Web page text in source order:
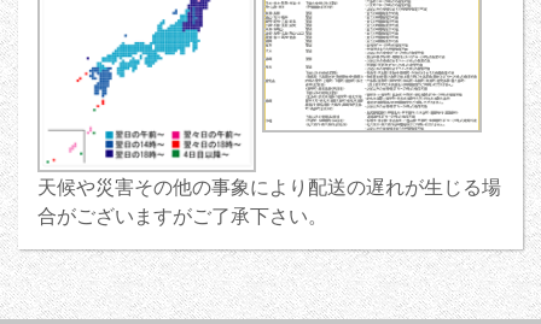
天候や災害その他の事象により配送の遅れが生じる場
合がございますがご了承下さい。